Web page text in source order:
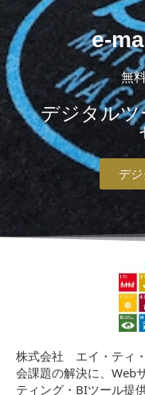
e-
無
デジタルツ
デ
株式会社 エイ・ティ
会課題の解決に、Web
ティング・BIツール提